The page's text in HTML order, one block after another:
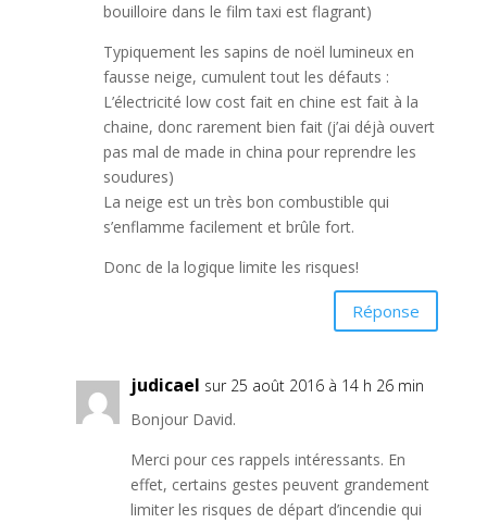
bouilloire dans le film taxi est flagrant)
Typiquement les sapins de noël lumineux en
fausse neige, cumulent tout les défauts :
L’électricité low cost fait en chine est fait à la
chaine, donc rarement bien fait (j’ai déjà ouvert
pas mal de made in china pour reprendre les
soudures)
La neige est un très bon combustible qui
s’enflamme facilement et brûle fort.
Donc de la logique limite les risques!
Réponse
judicael sur 25 août 2016 à 14 h 26 min
Bonjour David.
Merci pour ces rappels intéressants. En
effet, certains gestes peuvent grandement
limiter les risques de départ d’incendie qui